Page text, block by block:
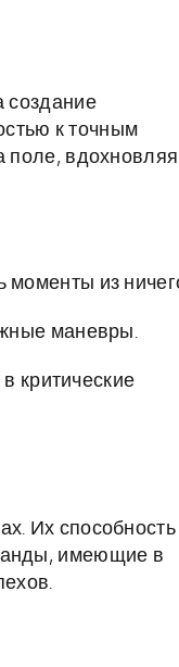
создание
к точным
поле, вдохновляя
из
маневры.
критические
Их способность
имеющие в